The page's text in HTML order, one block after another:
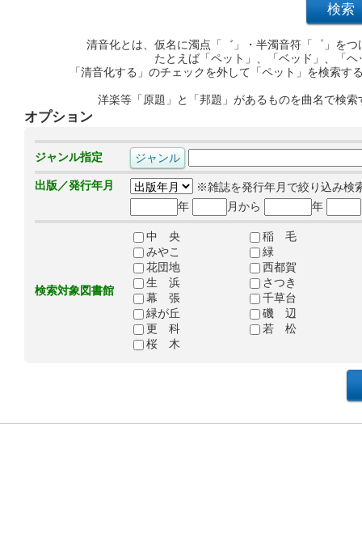
清音化とは、仮名に濁点「゛」・半濁音符「゜」を
たとえば「ペット」、「ベッド」、「
「清音化する」のチェックを外して「ペット」を検索
洋楽等「原題」と「邦題」があるものを曲名で検
オプション
ジャンル指定
出版／発行年月
※雑誌を発行年月で絞り込み検
年
月から 年
検索対象図書館
中 央
稲 毛
みやこ
緑
花団地
西都賀
生 浜
さつき
幕 張
千草台
緑が丘
磯 辺
更 科
若 松
桜 木